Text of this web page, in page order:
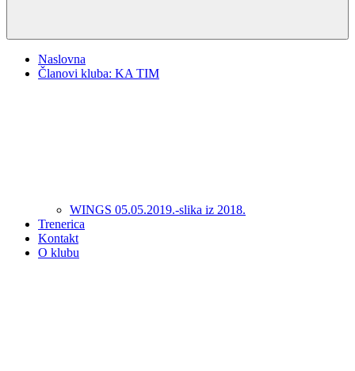
Naslovna
Članovi kluba: KA TIM
WINGS 05.05.2019.-slika iz 2018.
Trenerica
Kontakt
O klubu